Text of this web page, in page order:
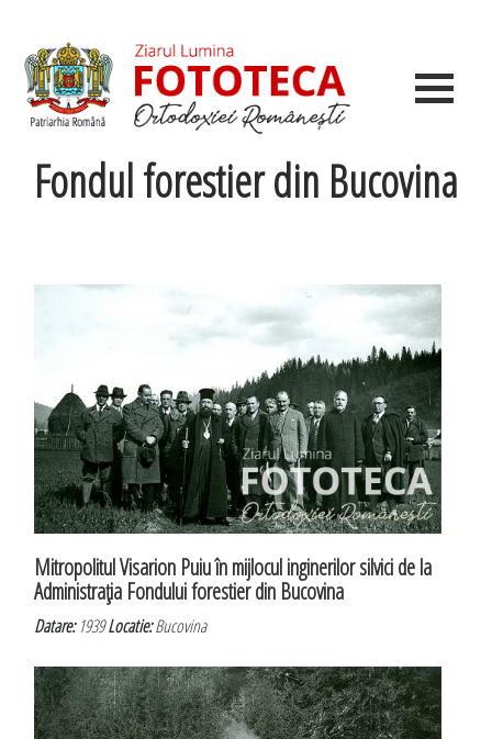
Fondul forestier din Bucovina
Mitropolitul Visarion Puiu în mijlocul inginerilor silvici de la
Administraţia Fondului forestier din Bucovina
Datare:1939Locatie:Bucovina